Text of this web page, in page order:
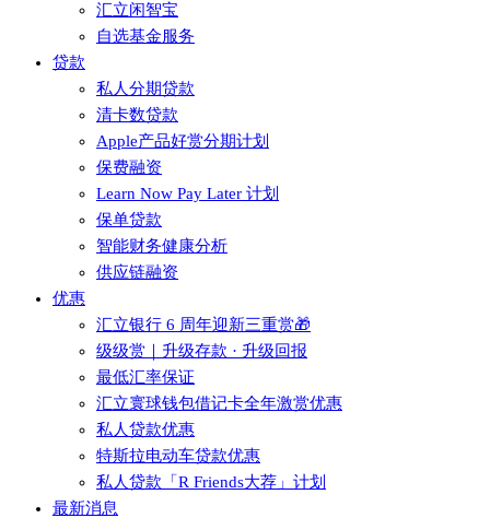
汇立闲智宝
自选基金服务
贷款
私人分期贷款
清卡数贷款
Apple产品好赏分期计划
保费融资
Learn Now Pay Later 计划
保单贷款
智能财务健康分析
供应链融资
优惠
汇立银行 6 周年迎新三重赏🎁
级级赏｜升级存款 · 升级回报
最低汇率保证
汇立寰球钱包借记卡全年激赏优惠
私人贷款优惠
特斯拉电动车贷款优惠
私人贷款「R Friends大荐」计划
最新消息